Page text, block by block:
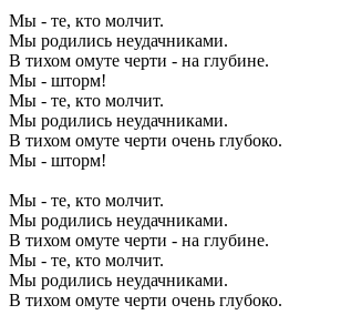
Мы - те, кто молчит.
Мы родились неудачниками.
В тихом омуте черти - на глубине.
Мы - шторм!
Мы - те, кто молчит.
Мы родились неудачниками.
В тихом омуте черти очень глубоко.
Мы - шторм!
Мы - те, кто молчит.
Мы родились неудачниками.
В тихом омуте черти - на глубине.
Мы - те, кто молчит.
Мы родились неудачниками.
В тихом омуте черти очень глубоко.